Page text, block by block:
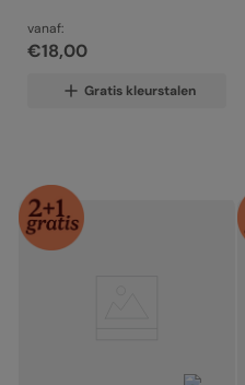
vanaf:
€18,00
Gratis kleurstalen